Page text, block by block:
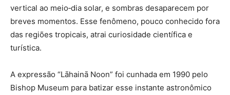
vertical ao meio‑dia solar, e sombras desaparecem por
breves momentos. Esse fenômeno, pouco conhecido fora
das regiões tropicais, atrai curiosidade científica e
turística.
A expressão “Lāhainā Noon” foi cunhada em 1990 pelo
Bishop Museum para batizar esse instante astronômico